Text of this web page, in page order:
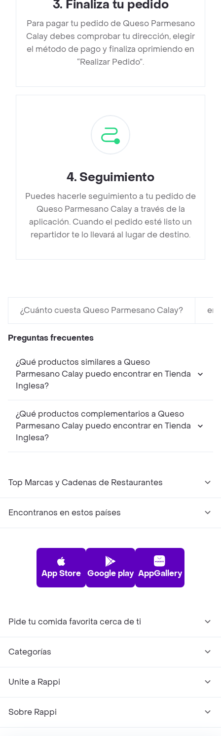
3. Finaliza tu pedido
Para pagar tu pedido de Queso Parmesano
Calay debes comprobar tu dirección, elegir
el método de pago y finaliza oprimiendo en
“Realizar Pedido”.
4. Seguimiento
Puedes hacerle seguimiento a tu pedido de
Queso Parmesano Calay a través de la
aplicación. Cuando el pedido esté listo un
repartidor te lo llevará al lugar de destino.
¿Cuánto cuesta Queso Parmesano Calay? en
Preguntas frecuentes
¿Qué productos similares a Queso
Parmesano Calay puedo encontrar en Tienda
Inglesa?
¿Qué productos complementarios a Queso
Parmesano Calay puedo encontrar en Tienda
Inglesa?
Top Marcas y Cadenas de Restaurantes
Encontranos en estos países
App Store Google play AppGallery
Pide tu comida favorita cerca de ti
Categorías
Unite a Rappi
Sobre Rappi